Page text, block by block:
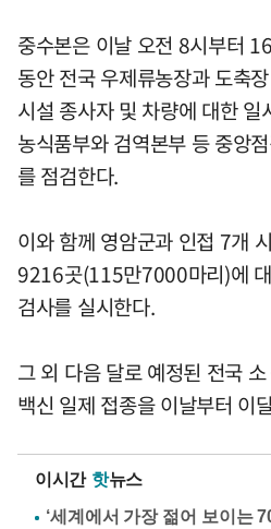
중수본은 이날 오전 8시부터
동안 전국 우제류농장과 도축
시설 종사자 및 차량에 대한
농식품부와 검역본부 등 중앙
를 점검한다.
이와 함께 영암군과 인접 7개
9216곳(115만7000마리)에
검사를 실시한다.
그 외 다음 달로 예정된 전국
백신 일제 접종을 이날부터 이
이시간 핫뉴스